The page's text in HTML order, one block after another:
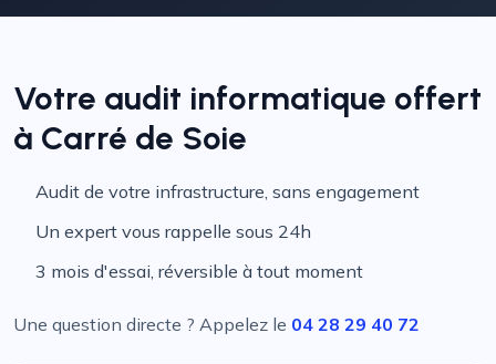
Votre audit informatique offert
à Carré de Soie
Audit de votre infrastructure, sans engagement
Un expert vous rappelle sous 24h
3 mois d'essai, réversible à tout moment
Une question directe ? Appelez le 04 28 29 40 72